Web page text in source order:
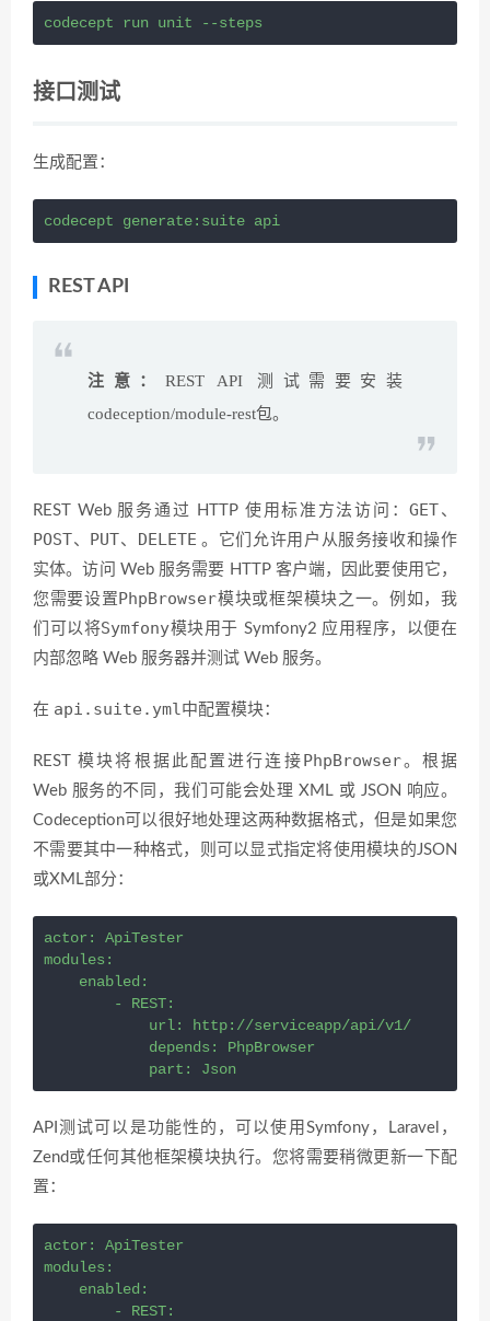
codecept run unit --steps
接口测试
生成配置：
codecept generate:suite api
REST API
注意： REST API 测试需要安装
codeception/module-rest包。
REST Web 服务通过 HTTP 使用标准方法访问：GET 、
POST、 PUT、 DELETE 。它们允许用户从服务接收和操作
实体。访问 Web 服务需要 HTTP 客户端，因此要使用它，
您需要设置PhpBrowser模块或框架模块之一。例如，我
们可以将Symfony模块用于 Symfony2 应用程序，以便在
内部忽略 Web 服务器并测试 Web 服务。
在 api.suite.yml中配置模块：
REST 模块将根据此配置进行连接 PhpBrowser。根据
Web 服务的不同，我们可能会处理 XML 或 JSON 响应。
Codeception可以很好地处理这两种数据格式，但是如果您
不需要其中一种格式，则可以显式指定将使用模块的JSON
或XML部分：
actor: ApiTester
modules:
enabled:
- REST:
url: http://serviceapp/api/v1/
depends: PhpBrowser
part: Json
API测试可以是功能性的，可以使用Symfony，Laravel，
Zend或任何其他框架模块执行。您将需要稍微更新一下配
置：
actor: ApiTester
modules:
enabled:
- REST: